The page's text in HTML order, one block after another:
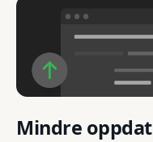
Mindre